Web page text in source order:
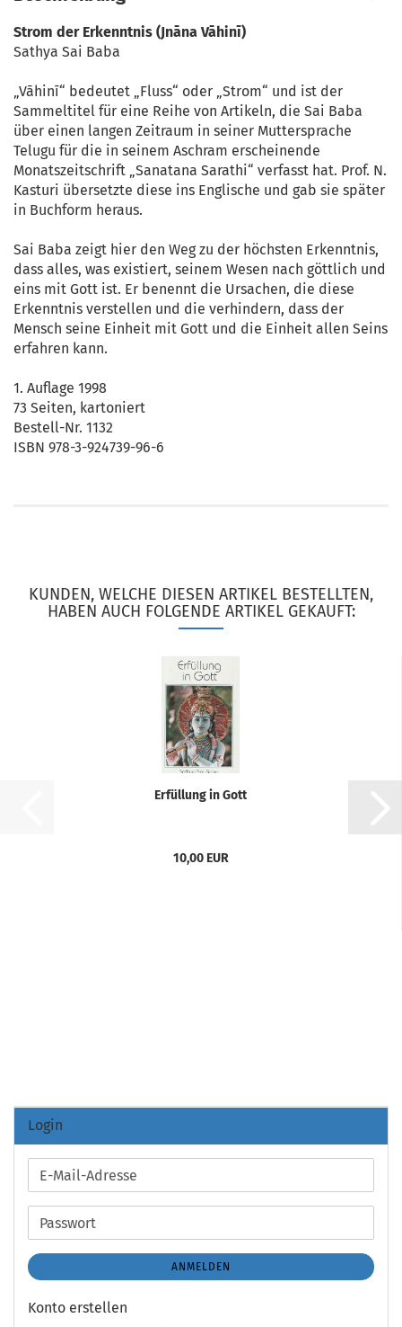
Strom der Erkenntnis (Jnāna Vāhinī)
Sathya Sai Baba
„Vāhinī“ bedeutet „Fluss“ oder „Strom“ und ist der
Sammeltitel für eine Reihe von Artikeln, die Sai Baba
über einen langen Zeitraum in seiner Muttersprache
Telugu für die in seinem Aschram erscheinende
Monatszeitschrift „Sanatana Sarathi“ verfasst hat. Prof. N.
Kasturi übersetzte diese ins Englische und gab sie später
in Buchform heraus.
Sai Baba zeigt hier den Weg zu der höchsten Erkenntnis,
dass alles, was existiert, seinem Wesen nach göttlich und
eins mit Gott ist. Er benennt die Ursachen, die diese
Erkenntnis verstellen und die verhindern, dass der
Mensch seine Einheit mit Gott und die Einheit allen Seins
erfahren kann.
1. Auflage 1998
73 Seiten, kartoniert
Bestell-Nr. 1132
ISBN 978-3-924739-96-6
KUNDEN, WELCHE DIESEN ARTIKEL BESTELLTEN,
HABEN AUCH FOLGENDE ARTIKEL GEKAUFT:
Erfüllung in Gott
10,00 EUR
Login
E-
Mail-
Adresse
Passwort
ANMELDEN
Konto erstellen